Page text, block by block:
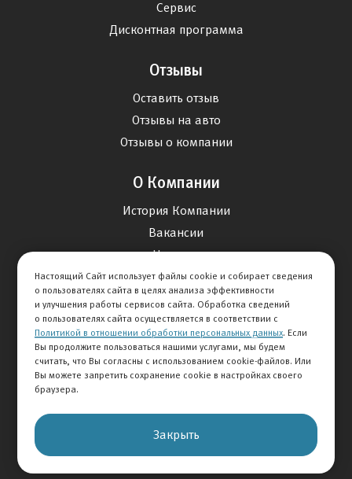
© 2026 АВТОМИР
Сервис
Дисконтная программа
Отзывы
Оставить отзыв
Отзывы на авто
Отзывы о компании
О Компании
История Компании
Вакансии
Новости
Карта сайта
Контакты
+7 495 234-33-66
Настоящий Сайт использует файлы cookie и собирает сведения
о пользователях сайта в целях анализа эффективности
и улучшения работы сервисов сайта. Обработка сведений
о пользователях сайта осуществляется в соответствии с
Политикой в отношении обработки персональных данных. Если
Вы продолжите пользоваться нашими услугами, мы будем
считать, что Вы согласны с использованием cookie-файлов. Или
Вы можете запретить сохранение cookie в настройках своего
браузера.
Закрыть